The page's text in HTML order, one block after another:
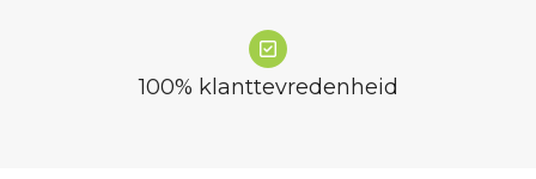
100% klanttevredenheid